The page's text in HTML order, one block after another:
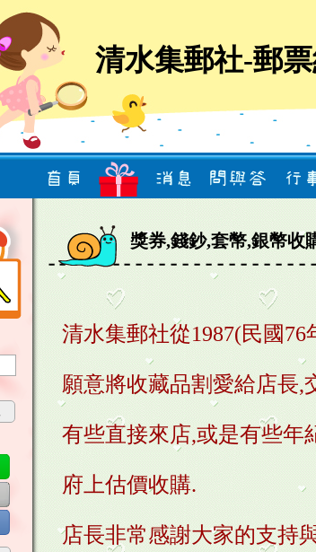
清水集郵社-郵
獎券,錢鈔,套幣,銀幣收
清水集郵社從1987(民國
願意將收藏品割愛給店長,
有些直接來店,或是有些年
府上估價收購.
店長非常感謝大家的支持